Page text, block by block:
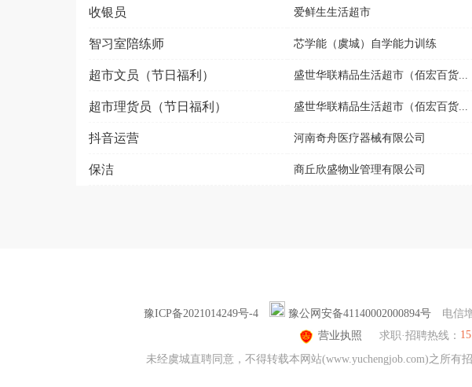
收银员 爱鲜生生活超市
智习室陪练师 芯学能（虞城）自学能力训练
超市文员（节日福利） 盛世华联精品生活超市（佰宏百货...
超市理货员（节日福利） 盛世华联精品生活超市（佰宏百货...
抖音运营 河南奇舟医疗器械有限公司
保洁 商丘欣盛物业管理有限公司
豫ICP备2021014249号-4 豫公网安备41140002000894号 电信
营业执照
求职·招聘热线：
未经虞城直聘同意，不得转载本网站(www.yuchengjob.com)之所